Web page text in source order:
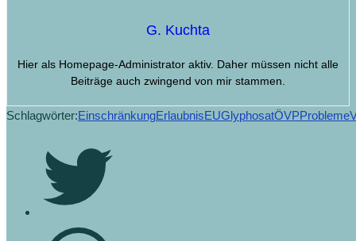
G. Kuchta
Hier als Homepage-Administrator aktiv. Daher müssen nicht alle
Beiträge auch zwingend von mir stammen.
Schlagwörter:EinschränkungErlaubnisEUGlyphosatÖVPProbleme